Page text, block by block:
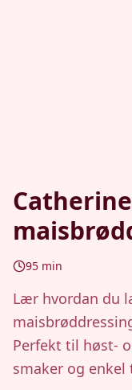
95 min
Lær hvordan du
Perfekt til høst-
smaker og